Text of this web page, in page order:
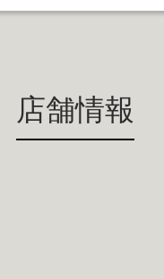
店舗情報